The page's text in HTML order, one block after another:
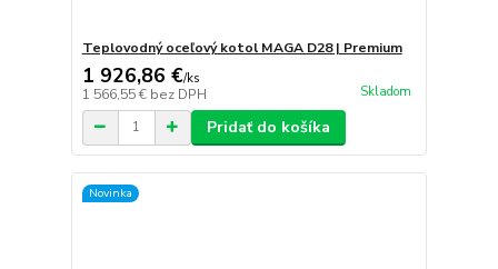
Teplovodný oceľový kotol MAGA D28 | Premium
1 926,86 €/ks
1 566,55 € bez DPH Skladom
Pridať do košíka
Novinka